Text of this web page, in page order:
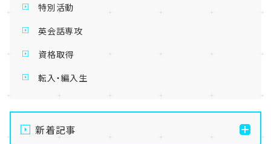
特別活動
英会話専攻
資格取得
転入・編入生
新着記事